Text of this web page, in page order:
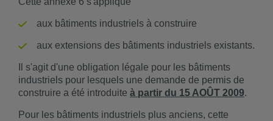
aux bâtiments industriels à construire
aux extensions des bâtiments industriels existants.
Il s'agit d'une obligation légale pour les bâtiments
industriels pour lesquels une demande de permis de
construire a été introduite à partir du 15 AOÛT 2009.
Pour les bâtiments industriels plus anciens, cette